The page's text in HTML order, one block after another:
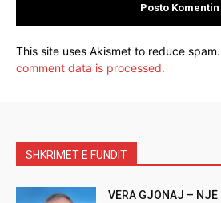
This site uses Akismet to reduce spam.
comment data is processed.
SHKRIMET E FUNDIT
VERA GJONAJ – NJË